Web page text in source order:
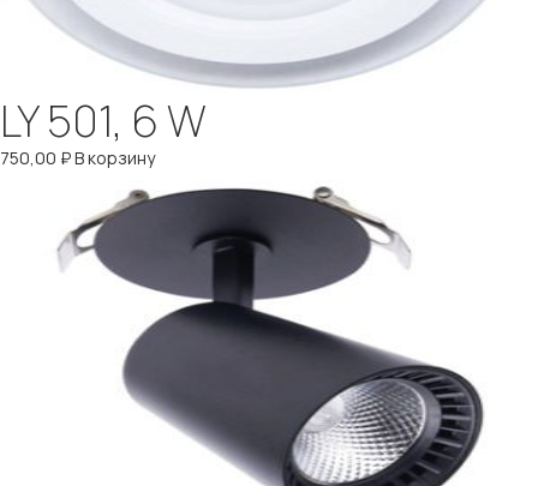
LY 501, 6 W
750,00 ₽В корзину